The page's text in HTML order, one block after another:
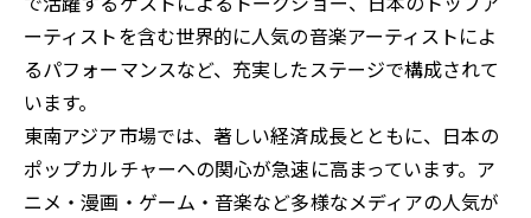
ーティストを含む世界的に人気の音楽アーティストによ
るパフォーマンスなど、充実したステージで構成されて
います。
東南アジア市場では、著しい経済成長とともに、日本の
ポップカルチャーへの関心が急速に高まっています。ア
ニメ・漫画・ゲーム・音楽など多様なメディアの人気が